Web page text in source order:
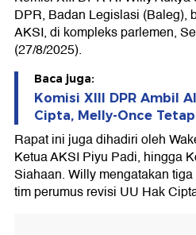
DPR, Badan Legislasi (Baleg),
AKSI, di kompleks parlemen,
(27/8/2025).
Baca juga:
Komisi XIII DPR Ambil
Cipta, Melly-Once
Rapat ini juga dihadiri oleh
Ketua AKSI Piyu Padi, hingga
Siahaan. Willy mengatakan
tim perumus revisi UU Hak